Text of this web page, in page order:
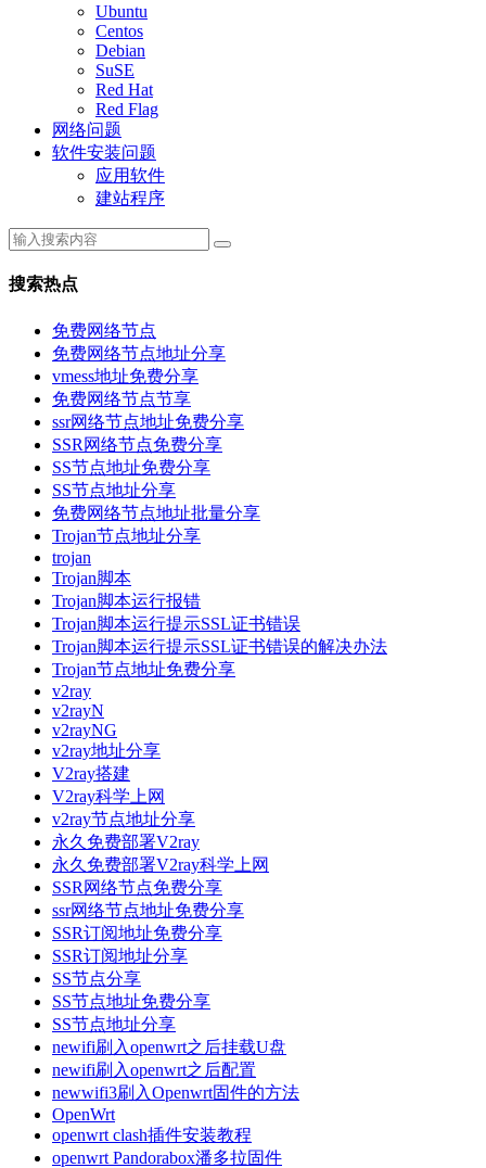
Ubuntu
Centos
Debian
SuSE
Red Hat
Red Flag
网络问题
软件安装问题
应用软件
建站程序
搜索热点
免费网络节点
免费网络节点地址分享
vmess地址免费分享
免费网络节点节享
ssr网络节点地址免费分享
SSR网络节点免费分享
SS节点地址免费分享
SS节点地址分享
免费网络节点地址批量分享
Trojan节点地址分享
trojan
Trojan脚本
Trojan脚本运行报错
Trojan脚本运行提示SSL证书错误
Trojan脚本运行提示SSL证书错误的解决办法
Trojan节点地址免费分享
v2ray
v2rayN
v2rayNG
v2ray地址分享
V2ray搭建
V2ray科学上网
v2ray节点地址分享
永久免费部署V2ray
永久免费部署V2ray科学上网
SSR网络节点免费分享
ssr网络节点地址免费分享
SSR订阅地址免费分享
SSR订阅地址分享
SS节点分享
SS节点地址免费分享
SS节点地址分享
newifi刷入openwrt之后挂载U盘
newifi刷入openwrt之后配置
newwifi3刷入Openwrt固件的方法
OpenWrt
openwrt clash插件安装教程
openwrt Pandorabox潘多拉固件